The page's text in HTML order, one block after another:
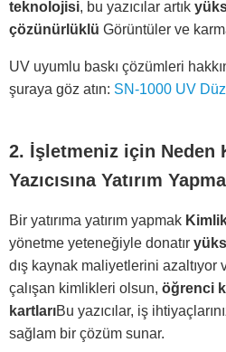
teknolojisi, bu yazıcılar artık
çözünürlüklü Görüntüler ve
UV uyumlu baskı çözümleri
şuraya göz atın: SN-1000 UV Düz
2. İşletmeniz için Neden
Yazıcısına Yatırım
Bir yatırıma yatırım yapmak
yönetme yeteneğiyle donatır
dış kaynak maliyetlerini azaltıyor
çalışan kimlikleri olsun, öğrenci
kartlarıBu yazıcılar, iş
sağlam bir çözüm sunar.